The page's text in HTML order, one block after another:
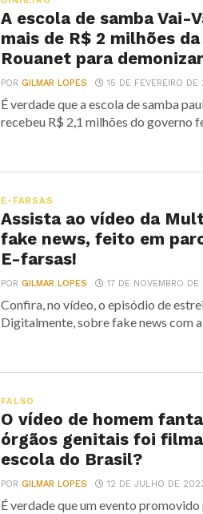
A escola de samba Vai-
mais de R$ 2 milhões
Rouanet para
PORGILMAR LOPES 15 DE FEVEREIRO
É verdade que a escola de samba
recebeu R$ 2,1 milhões do governo
E-FARSAS
Assista ao vídeo da
fake news, feito em
E-farsas!
PORGILMAR LOPES 17 DE NOVEMBRO
Confira, no vídeo, o episódio de
Digitalmente, sobre fake news com
FALSO
O vídeo de homem
órgãos genitais foi
escola do Brasil?
PORGILMAR LOPES 12 DE JULHO DE
É verdade que um evento promovido